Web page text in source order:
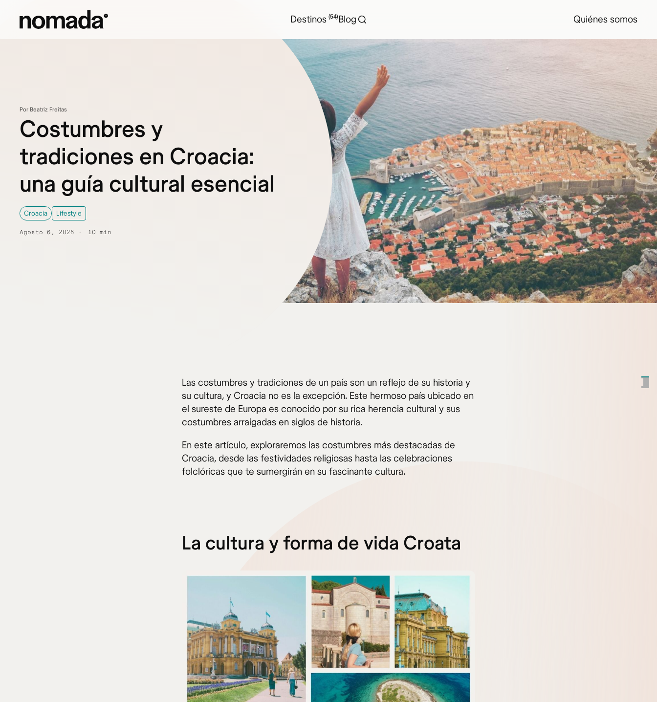
Destinos (54)Blog Quiénes somos
Por Beatriz Freitas
Costumbres y
tradiciones en Croacia:
una guía cultural esencial
Croacia Lifestyle
Agosto 6, 2026 10 min
Las costumbres y tradiciones de un país son un reflejo de su historia y
su cultura, y Croacia no es la excepción. Este hermoso país ubicado en
el sureste de Europa es conocido por su rica herencia cultural y sus
costumbres arraigadas en siglos de historia.
En este artículo, exploraremos las costumbres más destacadas de
Croacia, desde las festividades religiosas hasta las celebraciones
folclóricas que te sumergirán en su fascinante cultura.
La cultura y forma de vida Croata